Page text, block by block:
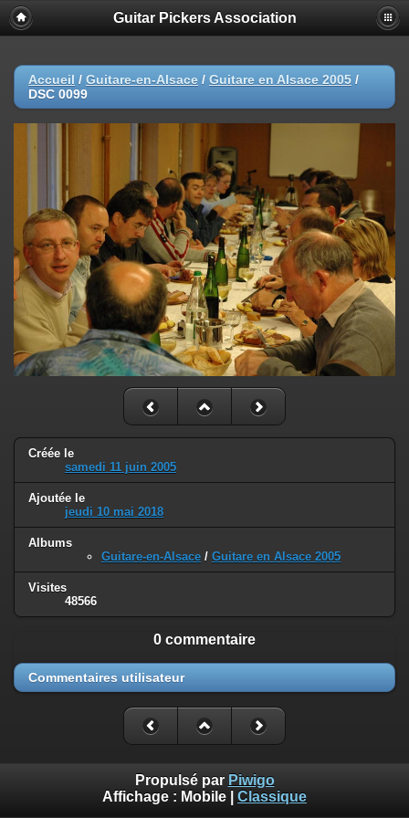
Guitar Pickers Association
Accueil / Guitare-en-Alsace / Guitare en Alsace 2005 /
DSC 0099
Créée le
samedi 11 juin 2005
Ajoutée le
jeudi 10 mai 2018
Albums
Guitare-en-Alsace / Guitare en Alsace 2005
Visites
48566
0 commentaire
Commentaires utilisateur
Propulsé par Piwigo
Affichage : Mobile Classique